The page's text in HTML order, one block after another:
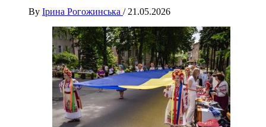
By Ірина Рогожинська / 21.05.2026